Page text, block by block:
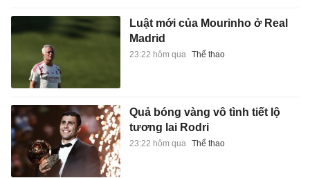
Luật mới của Mourinho ở Real
Madrid
23:22 hôm qua Thể thao
Quả bóng vàng vô tình tiết lộ
tương lai Rodri
23:22 hôm qua Thể thao